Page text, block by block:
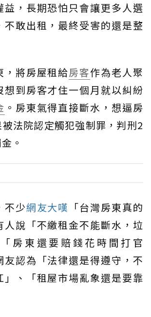
益，長期恐怕只會讓更多人選
不敢出租，最終受害的還是整
，將房屋租給房客作為老人聚
想到房客才住一個月就以糾紛
。房東氣得直接斷水，想逼房
法院認定觸犯強制罪，判刑2
。
不少網友大嘆 「台灣房東真的
人說「不繳租金不能斷水，垃
房東還要賠錢花時間打官
友認為「法律還是得遵守，不
」、「租屋市場亂象還是要靠